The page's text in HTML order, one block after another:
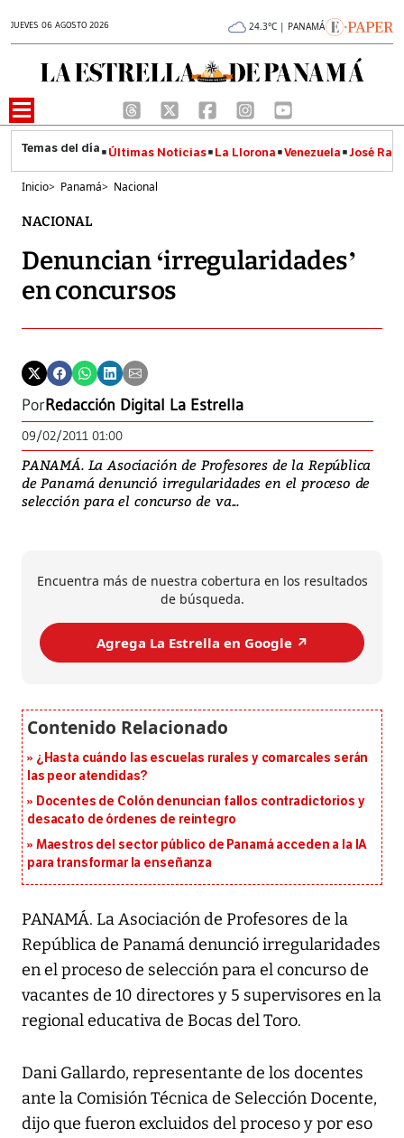
JUEVES 06 AGOSTO 2026 24.3°C | PANAMÁ
Últimas Noticias La Llorona Venezuela José
Inicio> Panamá> Nacional
NACIONAL
Denuncian ‘irregularidades’
en concursos
PorRedacción Digital La Estrella
09/02/2011 01:00
PANAMÁ. La Asociación de Profesores de la República
de Panamá denunció irregularidades en el proceso de
selección para el concurso de va...
Encuentra más de nuestra cobertura en los resultados
de búsqueda.
Agrega La Estrella en Google ↗️
¿Hasta cuándo las escuelas rurales y comarcales serán
las peor atendidas?
Docentes de Colón denuncian fallos contradictorios y
desacato de órdenes de reintegro
Maestros del sector público de Panamá acceden a la IA
para transformar la enseñanza
PANAMÁ. La Asociación de Profesores de la
República de Panamá denunció irregularidades
en el proceso de selección para el concurso de
vacantes de 10 directores y 5 supervisores en la
regional educativa de Bocas del Toro.
Dani Gallardo, representante de los docentes
ante la Comisión Técnica de Selección Docente,
dijo que fueron excluidos del proceso y por eso